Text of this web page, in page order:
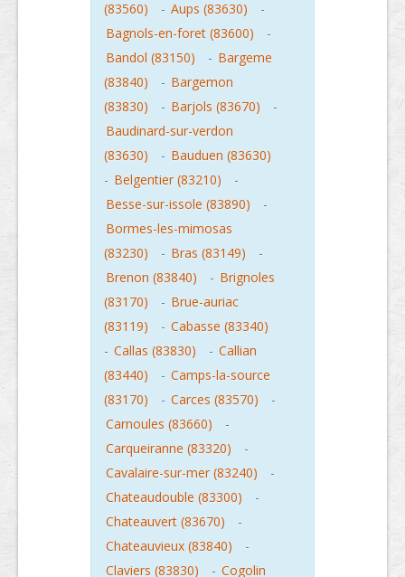
(83560)
- Aups (83630)
-
Bagnols-en-foret (83600)
-
Bandol (83150)
- Bargeme
(83840)
- Bargemon
(83830)
- Barjols (83670)
-
Baudinard-sur-verdon
(83630)
- Bauduen (83630)
- Belgentier (83210)
-
Besse-sur-issole (83890)
-
Bormes-les-mimosas
(83230)
- Bras (83149)
-
Brenon (83840)
- Brignoles
(83170)
- Brue-auriac
(83119)
- Cabasse (83340)
- Callas (83830) - Callian
(83440)
- Camps-la-source
(83170)
- Carces (83570)
-
Carnoules (83660)
-
Carqueiranne (83320)
-
Cavalaire-sur-mer (83240)
-
Chateaudouble (83300)
-
Chateauvert (83670)
-
Chateauvieux (83840)
-
Claviers (83830)
- Cogolin